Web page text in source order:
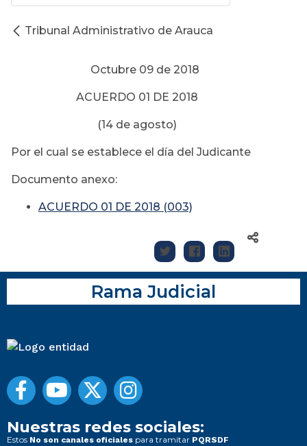
Tribunal Administrativo de Arauca
Octubre 09 de 2018
ACUERDO 01 DE 2018
(14 de agosto)
Por el cual se establece el día del Judicante
Documento anexo:
ACUERDO 01 DE 2018 (003)
Rama Judicial
Nuestras redes sociales:
Estos No son canales oficiales para tramitar PQRSDF